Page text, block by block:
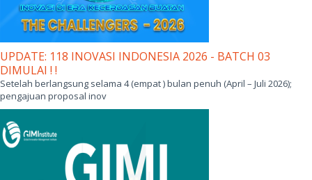
UPDATE: 118 INOVASI INDONESIA 2026 - BATCH 03
DIMULAI ! !
Setelah berlangsung selama 4 (empat ) bulan penuh (April – Juli 2026);
pengajuan proposal inov